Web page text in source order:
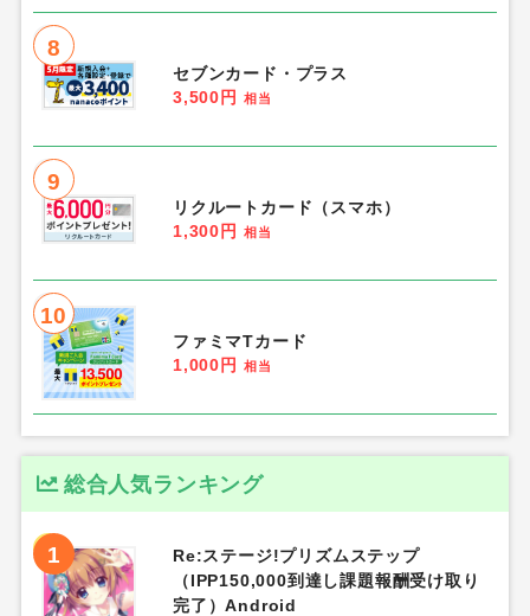
8
セブンカード・プラス
3,500円
相当
9
リクルートカード（スマホ）
1,300円
相当
10
ファミマTカード
1,000円
相当
総合人気ランキング
1
Re:ステージ!プリズムステップ
（IPP150,000到達し課題報酬受け取り
完了）Android